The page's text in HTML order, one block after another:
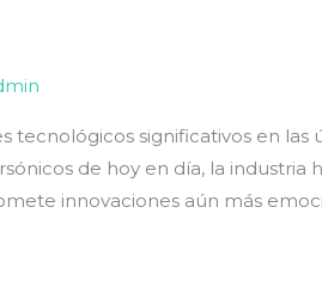
tecnológicos significativos en
de hoy en día, la
innovaciones aún más